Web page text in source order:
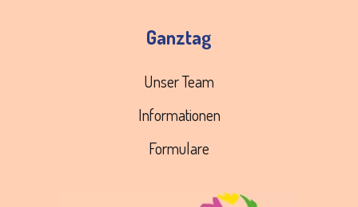
Ganztag
Unser Team
Informationen
Formulare